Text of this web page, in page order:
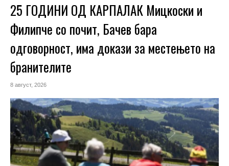
25 ГОДИНИ ОД КАРПАЛАК Мицкоски и
Филипче со почит, Бачев бара
одговорност, има докази за местењето на
бранителите
8 август, 2026